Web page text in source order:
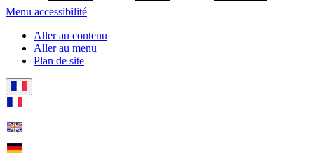
Menu accessibilité
Aller au contenu
Aller au menu
Plan de site